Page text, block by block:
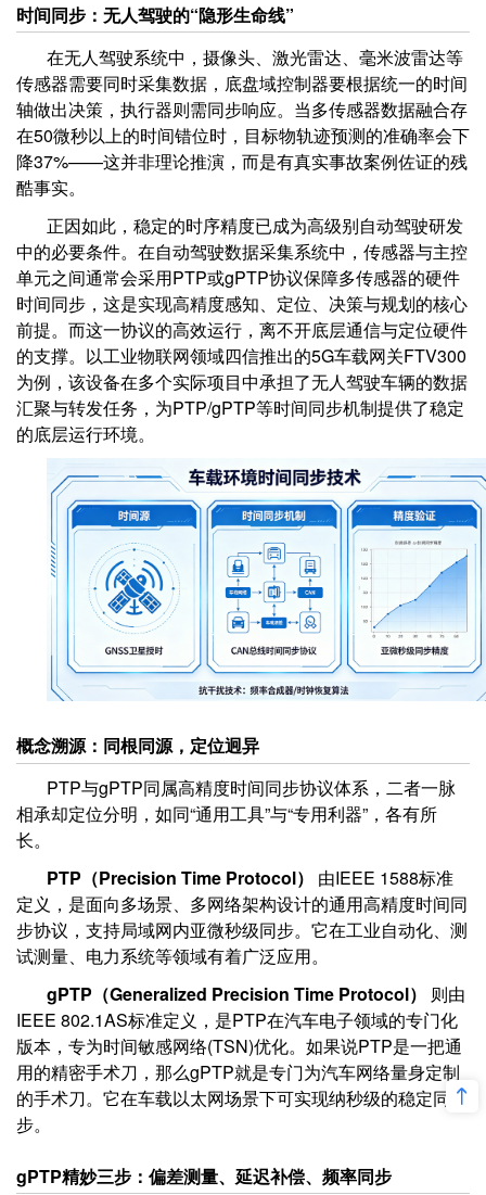
高速公路与城市物流——超视距感知如何重塑货运安全与效率
时间同步：无人驾驶的“隐形生命线”
在无人驾驶系统中，摄像头、激光雷达、毫米波雷达等
传感器需要同时采集数据，底盘域控制器要根据统一的时间
轴做出决策，执行器则需同步响应。当多传感器数据融合存
在50微秒以上的时间错位时，目标物轨迹预测的准确率会下
降37%——这并非理论推演，而是有真实事故案例佐证的残
酷事实。
正因如此，稳定的时序精度已成为高级别自动驾驶研发
中的必要条件。在自动驾驶数据采集系统中，传感器与主控
单元之间通常会采用PTP或gPTP协议保障多传感器的硬件
时间同步，这是实现高精度感知、定位、决策与规划的核心
前提。而这一协议的高效运行，离不开底层通信与定位硬件
的支撑。以工业物联网领域四信推出的5G车载网关FTV300
为例，该设备在多个实际项目中承担了无人驾驶车辆的数据
汇聚与转发任务，为PTP/gPTP等时间同步机制提供了稳定
的底层运行环境。
概念溯源：同根同源，定位迥异
PTP与gPTP同属高精度时间同步协议体系，二者一脉
相承却定位分明，如同“通用工具”与“专用利器”，各有所
长。
PTP（Precision Time Protocol）
由IEEE 1588标准
定义，是面向多场景、多网络架构设计的通用高精度时间同
步协议，支持局域网内亚微秒级同步。它在工业自动化、测
试测量、电力系统等领域有着广泛应用。
gPTP（Generalized Precision Time Protocol）
则由
IEEE 802.1AS标准定义，是PTP在汽车电子领域的专门化
版本，专为时间敏感网络(TSN)优化。如果说PTP是一把通
用的精密手术刀，那么gPTP就是专门为汽车网络量身定制
的手术刀。它在车载以太网场景下可实现纳秒级的稳定同
步。
gPTP精妙三步：偏差测量、延迟补偿、频率同步